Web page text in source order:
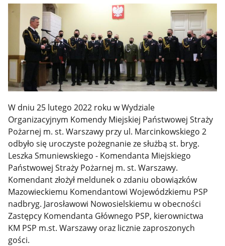
W dniu 25 lutego 2022 roku w Wydziale
Organizacyjnym Komendy Miejskiej Państwowej Straży
Pożarnej m. st. Warszawy przy ul. Marcinkowskiego 2
odbyło się uroczyste pożegnanie ze służbą st. bryg.
Leszka Smuniewskiego - Komendanta Miejskiego
Państwowej Straży Pożarnej m. st. Warszawy.
Komendant złożył meldunek o zdaniu obowiązków
Mazowieckiemu Komendantowi Wojewódzkiemu PSP
nadbryg. Jarosławowi Nowosielskiemu w obecności
Zastępcy Komendanta Głównego PSP, kierownictwa
KM PSP m.st. Warszawy oraz licznie zaproszonych
gości.